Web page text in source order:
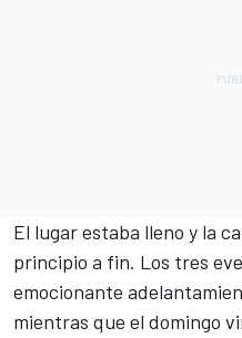
El lugar estaba lleno y la
principio a fin. Los tres
emocionante
mientras que el domingo